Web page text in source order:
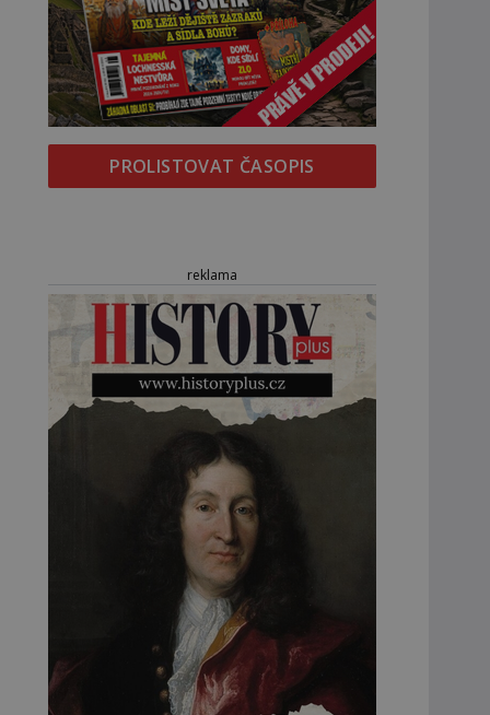
PROLISTOVAT ČASOPIS
reklama